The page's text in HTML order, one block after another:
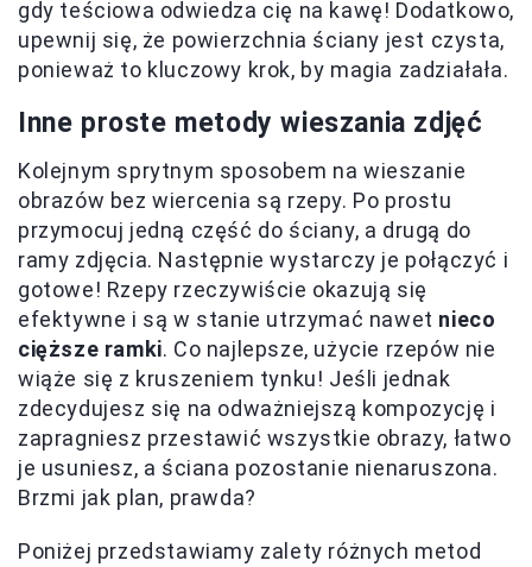
gdy teściowa odwiedza cię na kawę! Dodatkowo,
upewnij się, że powierzchnia ściany jest czysta,
ponieważ to kluczowy krok, by magia zadziałała.
Inne proste metody wieszania zdjęć
Kolejnym sprytnym sposobem na wieszanie
obrazów bez wiercenia są rzepy. Po prostu
przymocuj jedną część do ściany, a drugą do
ramy zdjęcia. Następnie wystarczy je połączyć i
gotowe! Rzepy rzeczywiście okazują się
efektywne i są w stanie utrzymać nawet nieco
cięższe ramki. Co najlepsze, użycie rzepów nie
wiąże się z kruszeniem tynku! Jeśli jednak
zdecydujesz się na odważniejszą kompozycję i
zapragniesz przestawić wszystkie obrazy, łatwo
je usuniesz, a ściana pozostanie nienaruszona.
Brzmi jak plan, prawda?
Poniżej przedstawiamy zalety różnych metod